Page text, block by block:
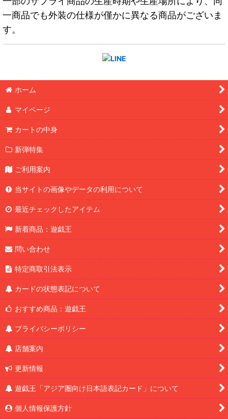
一商品でも外装の仕様が僅かに異なる商品がございま
す。
ホーム
マイページ
カートの中身
新弾特集
ご利用案内
当サイトの画像やデータの利用について
最近チェックしたアイテム
新着商品：遊戯王
問い合わせ
特定商取引法表示
カードの状態表記について
おすすめ商品：遊戯王
プライバシーポリシー
店舗案内
更新情報
遊戯王「アジア圏向け日本語表記カード」について
個人情報保護方針